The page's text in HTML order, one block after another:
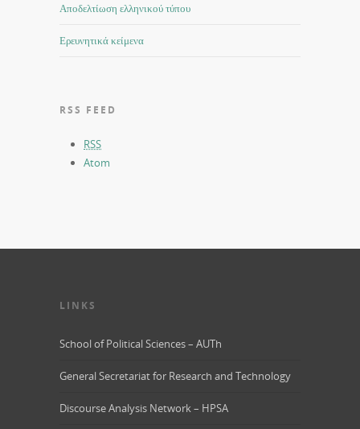
Αποδελτίωση ελληνικού τύπου
Ερευνητικά κείμενα
RSS FEED
RSS
Atom
LINKS
School of Political Sciences – AUTh
General Secretariat for Research and Technology
Discourse Analysis Network – HPSA